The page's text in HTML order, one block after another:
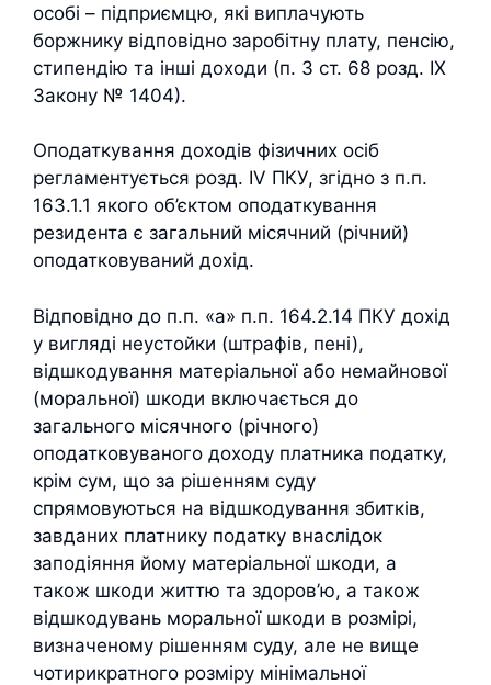
особі – підприємцю, які виплачують
боржнику відповідно заробітну плату, пенсію,
стипендію та інші доходи (п. 3 ст. 68 розд. ІХ
Закону № 1404).
Оподаткування доходів фізичних осіб
регламентується розд. IV ПКУ, згідно з п.п.
163.1.1 якого об’єктом оподаткування
резидента є загальний місячний (річний)
оподатковуваний дохід.
Відповідно до п.п. «а» п.п. 164.2.14 ПКУ дохід
у вигляді неустойки (штрафів, пені),
відшкодування матеріальної або немайнової
(моральної) шкоди включається до
загального місячного (річного)
оподатковуваного доходу платника податку,
крім сум, що за рішенням суду
спрямовуються на відшкодування збитків,
завданих платнику податку внаслідок
заподіяння йому матеріальної шкоди, а
також шкоди життю та здоров’ю, а також
відшкодувань моральної шкоди в розмірі,
визначеному рішенням суду, але не вище
чотирикратного розміру мінімальної